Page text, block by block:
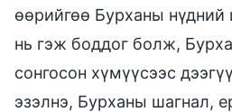
өөрийгөө Бурханы нүдний
нь гэж боддог болж,
сонгосон хүмүүсээс
эзэлнэ, Бурханы шагнал,